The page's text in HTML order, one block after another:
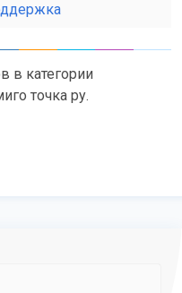
в категории
точка ру.